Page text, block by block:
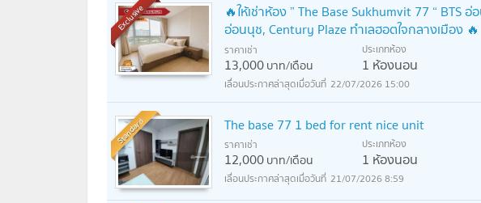
Exclusive
🔥ให้เช่าห้อง ” The Base Sukhumvit 77 “ BTS
อ่อนนุช, Century Plaze ทำเลฮอตใจกลางเมือง 🔥
ราคาเช่า
13,000บาท/เดือน
ประเภทห้อง
1 ห้องนอน
22/07/2026 15:00
Standard The base 77 1 bed for rent nice unit
ราคาเช่า
12,000บาท/เดือน
ประเภทห้อง
1 ห้องนอน
21/07/2026 8:59